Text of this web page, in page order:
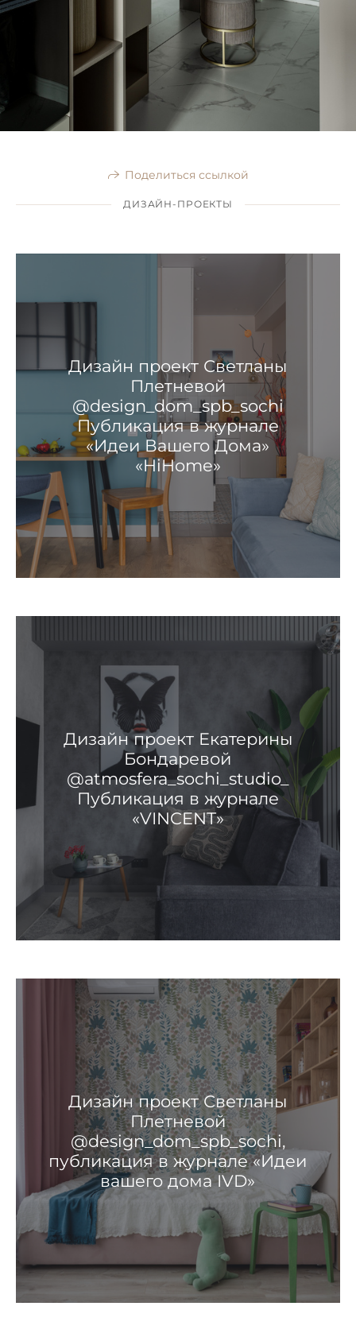
Поделиться ссылкой
ДИЗАЙН-ПРОЕКТЫ
Дизайн проект Светланы
Плетневой
@design_dom_spb_sochi
Публикация в журнале
«Идеи Вашего Дома»
«HiHome»
Дизайн проект Екатерины
Бондаревой
@atmosfera_sochi_studio_
Публикация в журнале
«VINCENТ»
Дизайн проект Светланы
Плетневой
@design_dom_spb_sochi,
публикация в журнале «Идеи
вашего дома IVD»